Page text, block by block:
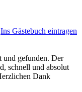
Ins Gästebuch eintragen
und gefunden. Der
schnell und absolut
Dank